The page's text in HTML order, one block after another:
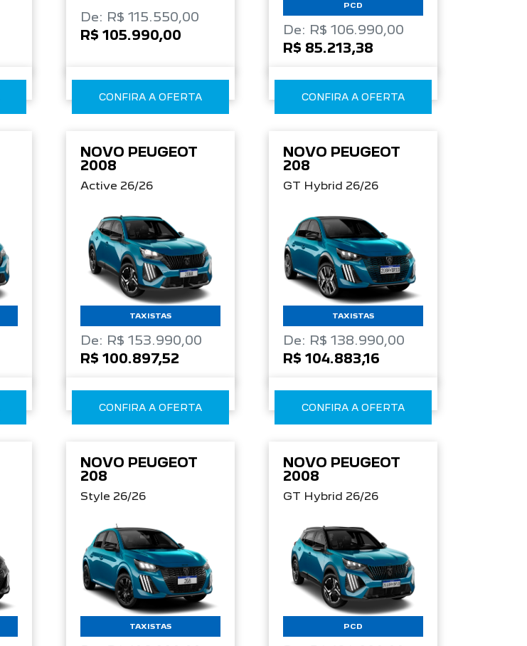
De: R$ 115.550,00
R$ 105.990,00
CONFIRA A OFERTA
PCD
De: R$ 106.990,00
R$ 85.213,38
CONFIRA A OFERTA
NOVO PEUGEOT
2008
Active 26/26
TAXISTAS
De: R$ 153.990,00
R$ 100.897,52
CONFIRA A OFERTA
NOVO PEUGEOT
208
GT Hybrid 26/26
TAXISTAS
De: R$ 138.990,00
R$ 104.883,16
CONFIRA A OFERTA
NOVO PEUGEOT
208
Style 26/26
TAXISTAS
NOVO PEUGEOT
2008
GT Hybrid 26/26
PCD